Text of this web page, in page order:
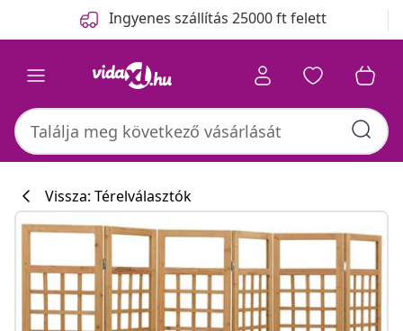
Ingyenes szállítás 25000 ft felett
Vissza: Térelválasztók